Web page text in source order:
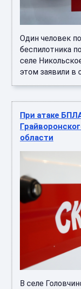
Один человек
беспилотника
селе
этом заявили в
При атаке
области
В селе